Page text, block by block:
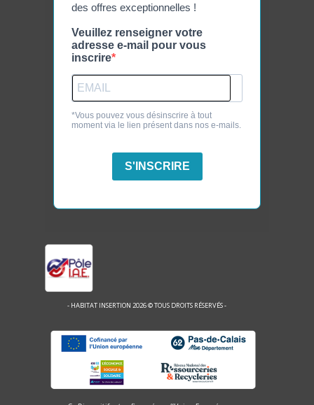
des offres exceptionnelles !
Veuillez renseigner votre
adresse e-mail pour vous
inscrire
*Vous pouvez vous désinscrire à tout
moment via le lien présent dans nos e-mails.
S'INSCRIRE
- HABITAT INSERTION 2026 © TOUS DROITS RÉSERVÉS -